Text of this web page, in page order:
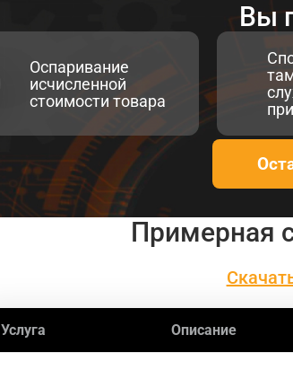
Вы
Оспаривание
исчисленной
стоимости товара
Примерная
Услуга Описание